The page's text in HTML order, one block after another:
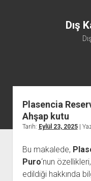
Dış
Instagram Gizli
Plasencia
Ahşap kutu
Tarih: Eylül 23, 2025|
Bu makalede,
Puro‘nun
edildiği hakkında